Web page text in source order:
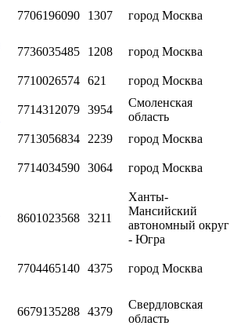
7706196090 1307 город Москва
7736035485 1208 город Москва
7710026574 621 город Москва
7714312079 3954
Смоленская
область
7713056834 2239 город Москва
7714034590 3064 город Москва
8601023568 3211
Ханты-
Мансийский
автономный округ
- Югра
7704465140 4375 город Москва
6679135288 4379
Свердловская
область